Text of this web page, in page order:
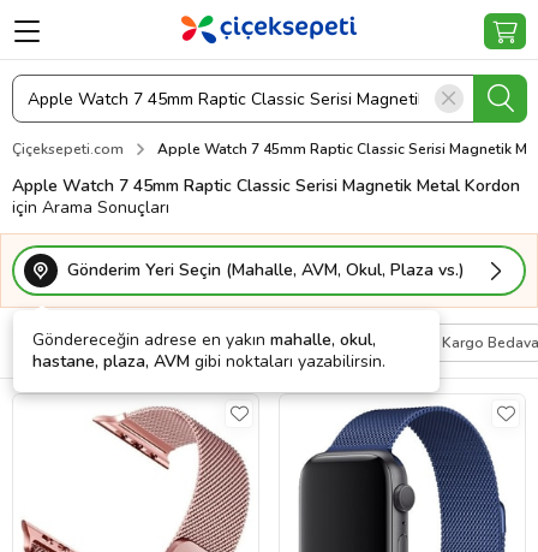
Çiçeksepeti.com Apple Watch 7 45mm Raptic Classic Serisi Magnetik
Apple Watch 7 45mm Raptic Classic Serisi Magnetik Metal Kordon
için Arama Sonuçları
Gönderim Yeri Seçin (Mahalle, AVM, Okul, Plaza vs.)
Göndereceğin adrese en yakın mahalle, okul,
hastane, plaza, AVM gibi noktaları yazabilirsin.
Filtrele Sırala Kişiye Özel Kargo Bedava